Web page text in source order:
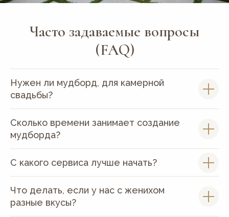
Часто задаваемые вопросы
(FAQ)
Нужен ли мудборд, для камерной
свадьбы?
Сколько времени занимает создание
мудборда?
С какого сервиса лучше начать?
Что делать, если у нас с женихом
разные вкусы?